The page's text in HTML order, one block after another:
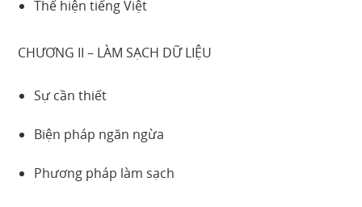
Thể hiện tiếng Việt
CHƯƠNG II – LÀM SẠCH DỮ LIỆU
Sự cần thiết
Biện pháp ngăn ngừa
Phương pháp làm sạch